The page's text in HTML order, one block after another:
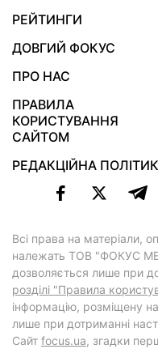
РЕЙТИНГИ
ДОВГИЙ ФОКУС
ПРО НАС
ПРАВИЛА
КОРИСТУВАННЯ
САЙТОМ
РЕДАКЦІЙНА
Всі права на матеріали,
належать ТОВ "ФОКУС
дозволяється лише при
розділі "Правила
інформацію, розміщену
лише при дотриманні
Cайт focus.ua, згадки